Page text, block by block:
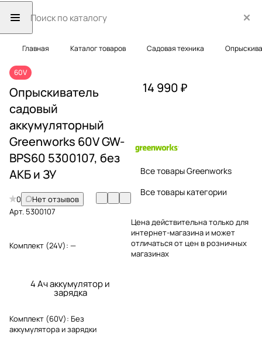
Главная Каталог товаров Садовая техника
60V
Опрыскиватель
садовый
аккумуляторный
Greenworks 60V GW-
BPS60 5300107, без
АКБ и ЗУ
0
Нет отзывов
Арт. 5300107
Комплект (24V): —
4 Ач аккумулятор и
зарядка
Комплект (60V): Без
аккумулятора и зарядки
14 990 ₽
Все товары Greenworks
Все товары категории
Цена действительна только для
интернет-магазина и может
отличаться от цен в розничных
магазинах